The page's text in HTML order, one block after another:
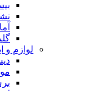
لوازم و